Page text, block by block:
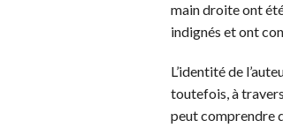
main droite ont
indignés et ont
L’identité de
toutefois, à
peut comprendre